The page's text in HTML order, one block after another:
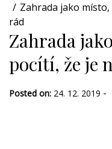
Zahrada jako
rád
Zahrada
pocítí, že je
Posted on: 24. 12. 2019 -